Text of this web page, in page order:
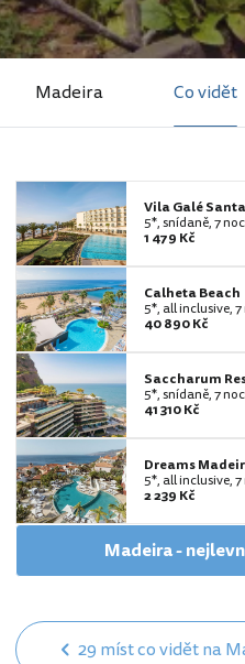
Madeira Co vidět
Vila Galé
5*, snídaně, 7
1 479 Kč
Calheta Beach
5*, all inclusive, 7
40 890 Kč
Saccharum
5*, snídaně, 7
41 310 Kč
Dreams
5*, all inclusive, 7
2 239 Kč
Madeira -
29 míst co vidět na